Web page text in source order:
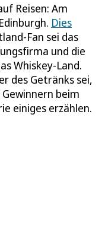
Reisen: Am
Dies
Fan sei das
und die
Whiskey-Land.
des Getränks sei,
beim
einiges erzählen.